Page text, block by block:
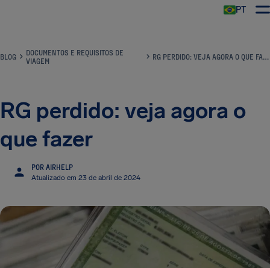
PT
BLOG
DOCUMENTOS E REQUISITOS DE
VIAGEM
RG PERDIDO: VEJA AGORA O QUE FAZER
RG perdido: veja agora o
que fazer
POR AIRHELP
Atualizado em 23 de abril de 2024